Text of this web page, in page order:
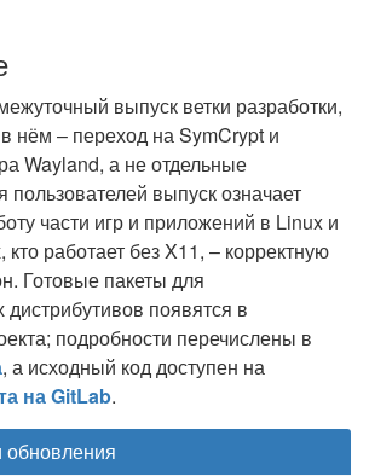
выпуск ветки разработки,
нём – переход на SymCrypt и
Wayland, а не отдельные
пользователей выпуск означает
части игр и приложений в Linux и
кто работает без X11, – корректную
Готовые пакеты для
появятся в
подробности перечислены в
, а исходный код доступен на
на GitLab.
обновления